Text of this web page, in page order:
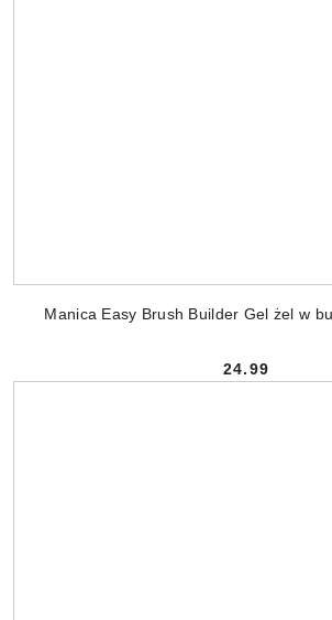
Manica Easy Brush Builder Gel żel w
Cena:
24.99